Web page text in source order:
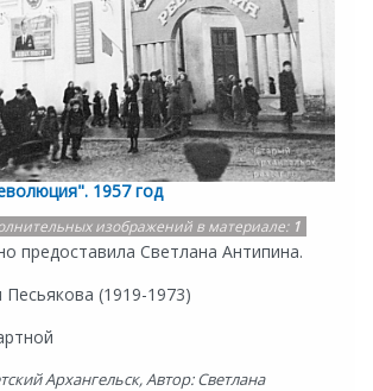
1957 год
изображений в материале: 1
предоставила Светлана Антипина.
(1919-1973)
Архангельск, Автор: Светлана